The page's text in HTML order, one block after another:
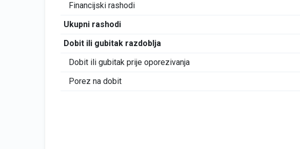
Financijski rashodi
Ukupni rashodi
Dobit ili gubitak razdoblja
Dobit ili gubitak prije oporezivanja
Porez na dobit